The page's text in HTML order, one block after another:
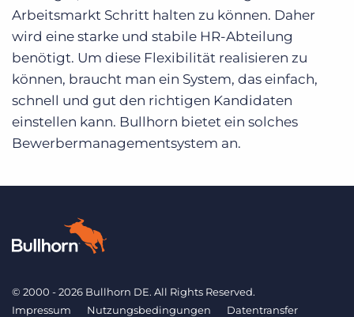
Arbeitsmarkt Schritt halten zu können. Daher
wird eine starke und stabile HR-Abteilung
benötigt. Um diese Flexibilität realisieren zu
können, braucht man ein System, das einfach,
schnell und gut den richtigen Kandidaten
einstellen kann. Bullhorn bietet ein solches
Bewerbermanagementsystem an.
© 2000 - 2026 Bullhorn DE. All Rights Reserved.
Impressum
Nutzungsbedingungen
Datentransfer